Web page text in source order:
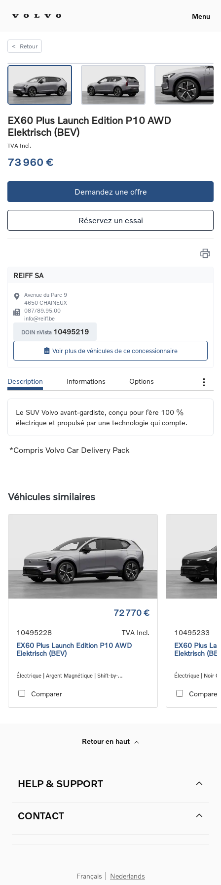
Menu
< Retour
EX60 Plus Launch Edition P10 AWD
Elektrisch (BEV)
TVA Incl.
73 960 €
Demandez une offre
Réservez un essai
REIFF SA
Avenue du Parc 9
4650 CHAINEUX
087/89.95.00
info@reiff.be
DOIN nVista 10495219
Voir plus de véhicules de ce concessionnaire
Description Informations Options
Le SUV Volvo avant-gardiste, conçu pour l’ère 100 %
électrique et propulsé par une technologie qui compte.
*Compris Volvo Car Delivery Pack
Véhicules similaires
72 770 €
10495228
TVA Incl.
EX60 Plus Launch Edition P10 AWD
Elektrisch (BEV)
Électrique | Argent Magnétique | Shift-by-
Comparer
10495233
EX60 Plus
Elektrisch
Électrique | Noir
Comparer
Retour en haut
HELP & SUPPORT
CONTACT
Français Nederlands